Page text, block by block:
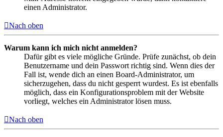
einen Administrator.
Nach oben
Warum kann ich mich nicht anmelden?
Dafür gibt es viele mögliche Gründe. Prüfe zunächst, ob dein
Benutzername und dein Passwort richtig sind. Wenn dies der
Fall ist, wende dich an einen Board-Administrator, um
sicherzugehen, dass du nicht gesperrt wurdest. Es ist ebenfalls
möglich, dass ein Konfigurationsproblem mit der Website
vorliegt, welches ein Administrator lösen muss.
Nach oben